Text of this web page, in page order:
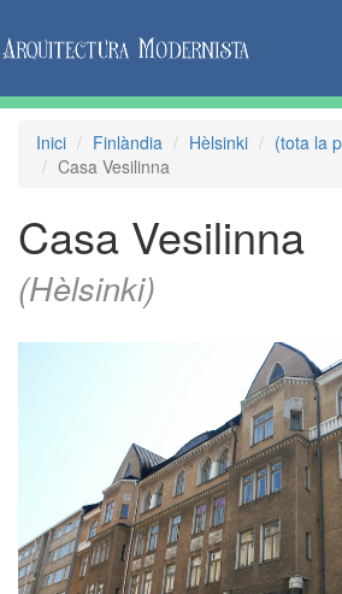
Inici Finlàndia Hèlsinki
(tota la
Casa Vesilinna
Casa Vesilinna
(Hèlsinki)